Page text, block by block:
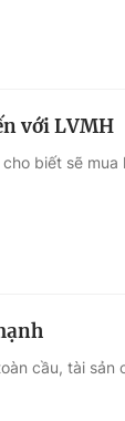
với LVMH
biết sẽ
cầu, tài sản